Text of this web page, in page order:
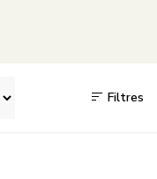
Filtres